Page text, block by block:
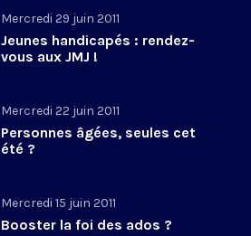
Mercredi 29 juin 2011
Jeunes handicapés : rendez-
vous aux JMJ !
Mercredi 22 juin 2011
Personnes âgées, seules cet
été ?
Mercredi 15 juin 2011
Booster la foi des ados ?